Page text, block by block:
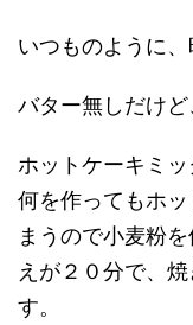
いつものように、
バター無しだけど
ホットケーキミッ
何を作ってもホ
まうので小麦粉
えが２０分で、
す。